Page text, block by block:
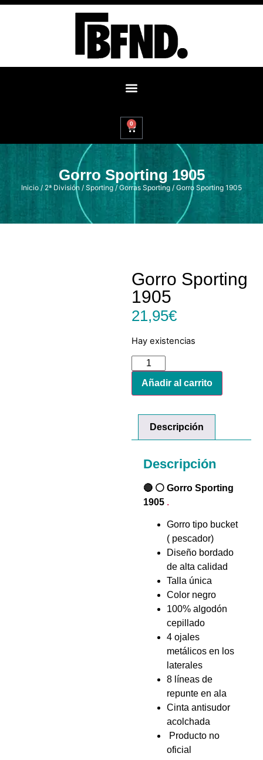
0
Gorro Sporting 1905
Inicio/ 2ª División / Sporting/ Gorras Sporting / Gorro Sporting 1905
Gorro Sporting
1905
21,95€
Hay existencias
Añadir al carrito
Descripción
Descripción
🔴 ⚪ Gorro Sporting
1905 .
Gorro tipo bucket
( pescador)
Diseño bordado
de alta calidad
Talla única
Color negro
100% algodón
cepillado
4 ojales
metálicos en los
laterales
8 líneas de
repunte en ala
Cinta antisudor
acolchada
Producto no
oficial